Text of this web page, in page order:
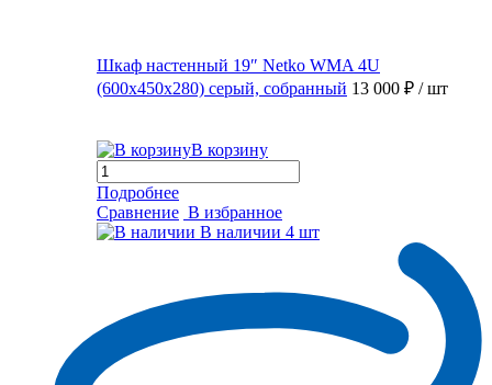
Шкаф настенный 19″ Netko WMA 4U
(600x450x280) серый, собранный 13 000 ₽ / шт
В корзину
Подробнее
Сравнение В избранное
В наличии 4 шт